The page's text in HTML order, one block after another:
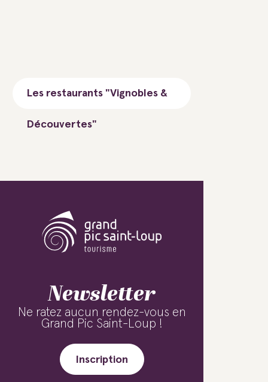
Les restaurants "Vignobles &
Découvertes"
Newsletter
Ne ratez aucun rendez-vous en
Grand Pic Saint-Loup !
Inscription